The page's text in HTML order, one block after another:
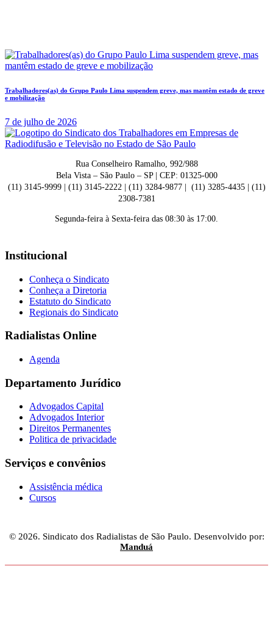
Trabalhadores(as) do Grupo Paulo Lima suspendem greve, mas mantêm estado de greve
e mobilização
7 de julho de 2026
Rua Conselheiro Ramalho, 992/988
Bela Vista – São Paulo – SP | CEP: 01325-000
(11) 3145-9999 | (11) 3145-2222 | (11) 3284-9877 | (11) 3285-4435 | (11)
2308-7381
Segunda-feira à Sexta-feira das 08:30 às 17:00.
Institucional
Conheça o Sindicato
Conheça a Diretoria
Estatuto do Sindicato
Regionais do Sindicato
Radialistas Online
Agenda
Departamento Jurídico
Advogados Capital
Advogados Interior
Direitos Permanentes
Politica de privacidade
Serviços e convênios
Assistência médica
Cursos
© 2026. Sindicato dos Radialistas de São Paulo. Desenvolvido por:
Manduá